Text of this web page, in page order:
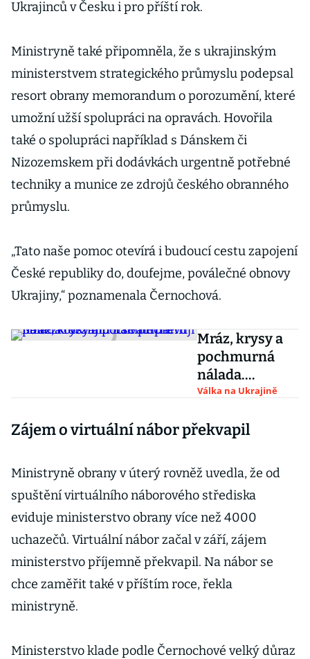
Ukrajinců v Česku i pro příští rok.
Ministryně také připomněla, že s ukrajinským
ministerstvem strategického průmyslu podepsal
resort obrany memorandum o porozumění, které
umožní užší spolupráci na opravách. Hovořila
také o spolupráci například s Dánskem či
Nizozemskem při dodávkách urgentně potřebné
techniky a munice ze zdrojů českého obranného
průmyslu.
„Tato naše pomoc otevírá i budoucí cestu zapojení
České republiky do, doufejme, poválečné obnovy
Ukrajiny,“ poznamenala Černochová.
Mráz, krysy a
pochmurná
nálada.
Ukrajinci se
těžkou zimu na
Válka na Ukrajině
Zájem o virtuální nábor překvapil
Ministryně obrany v úterý rovněž uvedla, že od
spuštění virtuálního náborového střediska
eviduje ministerstvo obrany více než 4000
uchazečů. Virtuální nábor začal v září, zájem
ministerstvo příjemně překvapil. Na nábor se
chce zaměřit také v příštím roce, řekla
ministryně.
Ministerstvo klade podle Černochové velký důraz